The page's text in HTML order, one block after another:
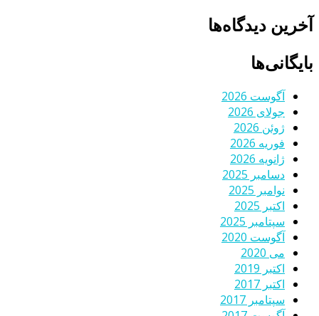
آخرین دیدگاه‌ها
بایگانی‌ها
آگوست 2026
جولای 2026
ژوئن 2026
فوریه 2026
ژانویه 2026
دسامبر 2025
نوامبر 2025
اکتبر 2025
سپتامبر 2025
آگوست 2020
می 2020
اکتبر 2019
اکتبر 2017
سپتامبر 2017